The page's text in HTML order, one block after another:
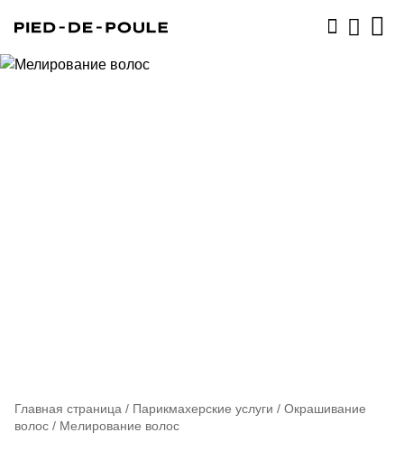
Главная страница / Парикмахерские услуги / Окрашивание
волос / Мелирование волос